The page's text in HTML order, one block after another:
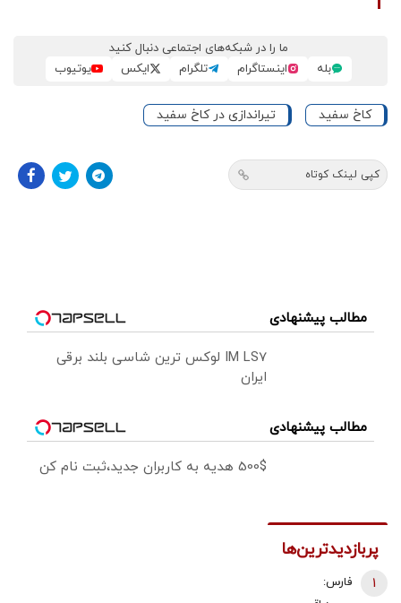
ما را در شبکه‌های اجتماعی دنبال کنید
بله
اینستاگرام تلگرام ایکس یوتیوب
کاخ سفید تیراندازی در کاخ سفید
کپی لینک کوتاه
مطالب پیشنهادی
IM LS7 لوکس ترین شاسی بلند برقی
ایران
مطالب پیشنهادی
500$ هدیه به کاربران جدید،ثبت نام کن
پربازدیدترین‌ها
فارس:
1